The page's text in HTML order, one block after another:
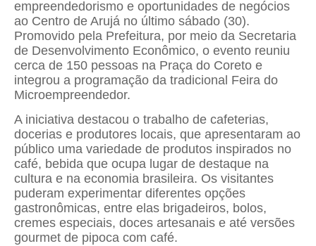
empreendedorismo e oportunidades de negócios
ao Centro de Arujá no último sábado (30).
Promovido pela Prefeitura, por meio da Secretaria
de Desenvolvimento Econômico, o evento reuniu
cerca de 150 pessoas na Praça do Coreto e
integrou a programação da tradicional Feira do
Microempreendedor.
A iniciativa destacou o trabalho de cafeterias,
docerias e produtores locais, que apresentaram ao
público uma variedade de produtos inspirados no
café, bebida que ocupa lugar de destaque na
cultura e na economia brasileira. Os visitantes
puderam experimentar diferentes opções
gastronômicas, entre elas brigadeiros, bolos,
cremes especiais, doces artesanais e até versões
gourmet de pipoca com café.